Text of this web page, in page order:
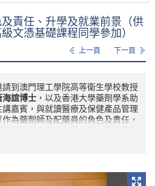
責任、升學及就業前景（供
文憑基礎課程同學參加）
上一頁 下一頁
到澳門理工學院高等衛生學校教授
海誼博士 ，以及香港大學藥劑學系助
講嘉賓，與就讀醫療及保健產品管理
為藥劑師及配藥員的角色及責任，